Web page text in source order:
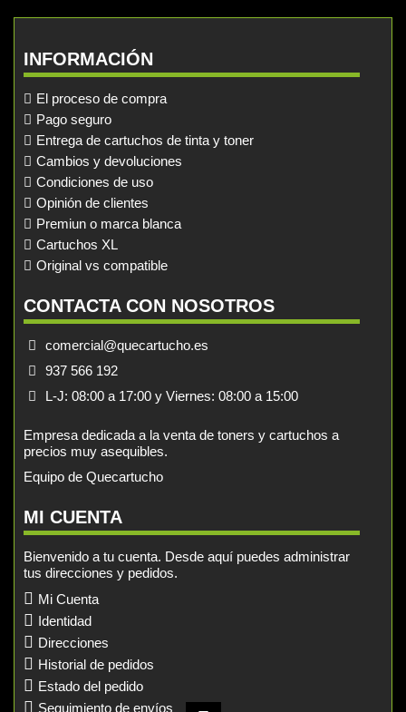
INFORMACIÓN
El proceso de compra
Pago seguro
Entrega de cartuchos de tinta y toner
Cambios y devoluciones
Condiciones de uso
Opinión de clientes
Premiun o marca blanca
Cartuchos XL
Original vs compatible
CONTACTA CON NOSOTROS
comercial@quecartucho.es
937 566 192
L-J: 08:00 a 17:00 y Viernes: 08:00 a 15:00
Empresa dedicada a la venta de toners y cartuchos a
precios muy asequibles.
Equipo de Quecartucho
MI CUENTA
Bienvenido a tu cuenta. Desde aquí puedes administrar
tus direcciones y pedidos.
Mi Cuenta
Identidad
Direcciones
Historial de pedidos
Estado del pedido
Seguimiento de envíos